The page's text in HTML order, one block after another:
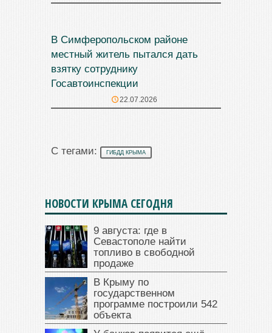
В Симферопольском районе
местный житель пытался дать
взятку сотруднику
Госавтоинспекции
22.07.2026
С тегами: ГИБДД КРЫМА
НОВОСТИ КРЫМА СЕГОДНЯ
9 августа: где в
Севастополе найти
топливо в свободной
продаже
В Крыму по
государственном
программе построили 542
объекта